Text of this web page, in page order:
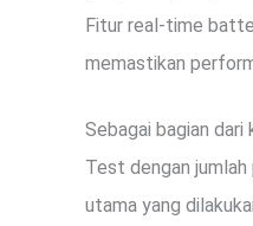
Fitur real-time
memastikan
Sebagai bagian
Test dengan
utama yang